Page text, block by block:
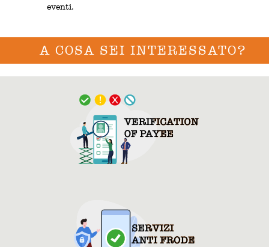
eventi.
A COSA SEI INTERESSATO?